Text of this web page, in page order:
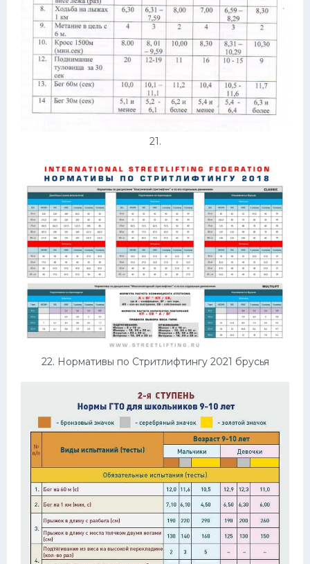
21.
22. Нормативы по Стритлифтингу 2021 брусья